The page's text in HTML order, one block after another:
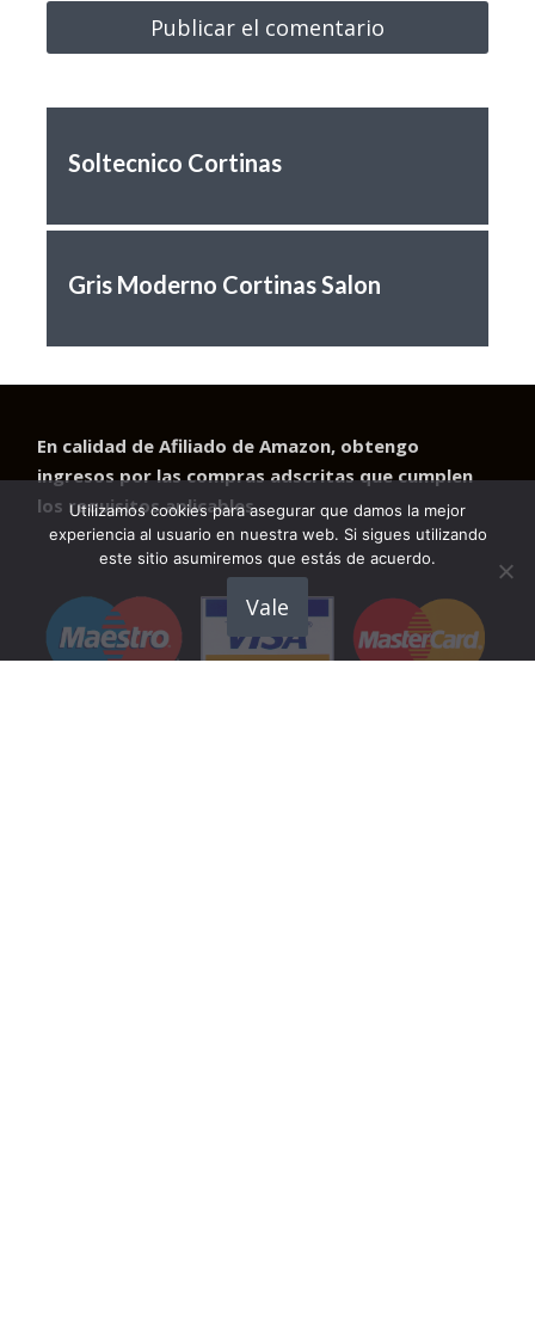
Soltecnico Cortinas
Gris Moderno Cortinas Salon
En calidad de Afiliado de Amazon, obtengo
ingresos por las compras adscritas que cumplen
los requisitos aplicables
Utilizamos cookies para asegurar que damos la mejor
experiencia al usuario en nuestra web. Si sigues utilizando
este sitio asumiremos que estás de acuerdo.
Vale